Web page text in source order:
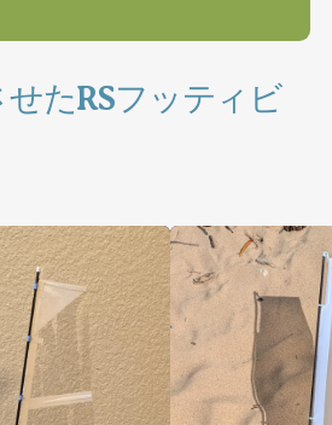
せたRSフッティビ